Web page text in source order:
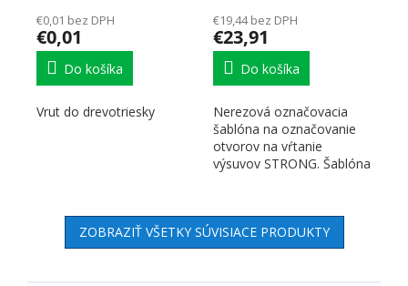
€0,01 bez DPH
€0,01
Do košíka
Vrut do drevotriesky
€19,44 bez DPH
€23,91
Do košíka
Nerezová označovacia
šablóna na označovanie
otvorov na vŕtanie
výsuvov STRONG. Šablóna
ZOBRAZIŤ VŠETKY SÚVISIACE PRODUKTY